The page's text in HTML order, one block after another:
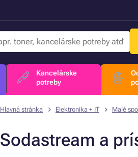
Kancelárske
potreby
Hlavná stránka Elektronika + IT Malé
Sodastream a